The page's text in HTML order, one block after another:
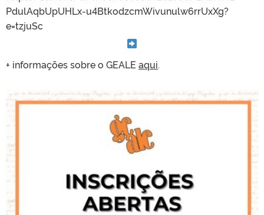
PdulAqbUpUHLx-u4BtkodzcmWivunulw6rrUxXg?
e=tzjuSc
+ informações sobre o GEALE aqui.